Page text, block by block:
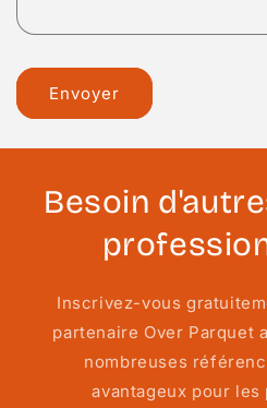
Envoyer
Besoin
Inscrivez-vous
partenaire Over Parquet
nombreuses
avantageux pour